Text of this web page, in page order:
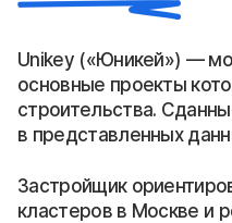
Unikey («Юникей») —
основные проекты
строительства.
в представленных
Застройщик
кластеров в Москве и